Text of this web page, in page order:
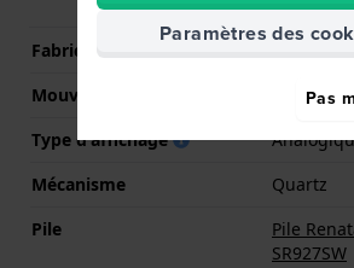
Fabricant de mouvement
Mouvement suisse
Type d'affichage
Mécanisme
Quartz
Pile
Pile
SR927SW
Paramètres des
Pas